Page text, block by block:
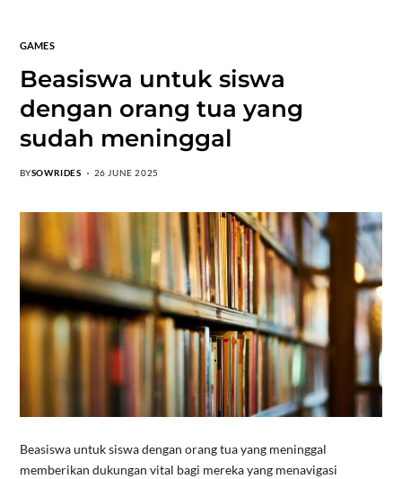
GAMES
Beasiswa untuk siswa
dengan orang tua yang
sudah meninggal
BYSOWRIDES 26 JUNE 2025
Beasiswa untuk siswa dengan orang tua yang meninggal
memberikan dukungan vital bagi mereka yang menavigasi